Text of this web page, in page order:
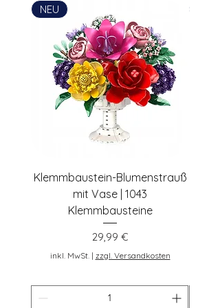
48231 Warendorf, Deutschland,
pennybricks.de -
shop@pennybricks.de
NEU
Klemmbaustein-Blumenstrauß
mit Vase | 1043
Klemmbausteine
Preis
29,99 €
inkl. MwSt.| zzgl. Versandkosten